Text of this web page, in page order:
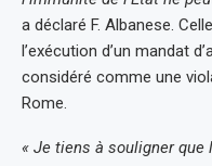
a déclaré F. Albanese.
l’exécution d’un mandat
considéré comme une
Rome.
« Je tiens à souligner que